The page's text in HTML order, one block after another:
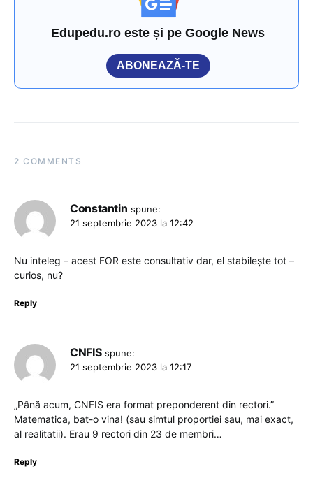
Edupedu.ro este și pe Google News
ABONEAZĂ-TE
2 COMMENTS
Constantin spune:
21 septembrie 2023 la 12:42
Nu inteleg – acest FOR este consultativ dar, el stabilește tot –
curios, nu?
Reply
CNFIS spune:
21 septembrie 2023 la 12:17
„Până acum, CNFIS era format preponderent din rectori.”
Matematica, bat-o vina! (sau simtul proportiei sau, mai exact,
al realitatii). Erau 9 rectori din 23 de membri…
Reply